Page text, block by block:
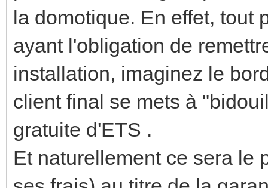
la domotique. En effet, tout
ayant l'obligation de
installation, imaginez le
client final se mets à
gratuite d'ETS .
Et naturellement ce sera le